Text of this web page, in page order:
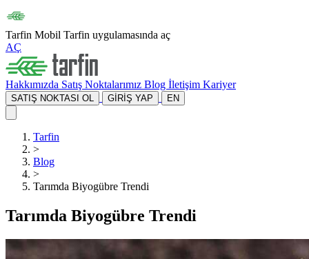
Tarfin Mobil Tarfin uygulamasında aç
AÇ
Hakkımızda Satış Noktalarımız Blog İletişim Kariyer
SATIŞ NOKTASI OL GİRİŞ YAP EN
Tarfin
>
Blog
>
Tarımda Biyogübre Trendi
Tarımda Biyogübre Trendi